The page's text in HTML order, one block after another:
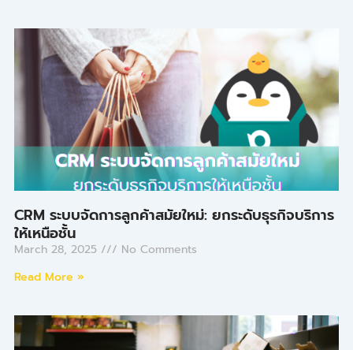
CRM ระบบจัดการลูกค้าสมัยใหม่: ยกระดับธุรกิจบริการ
ให้เหนือชั้น
March 28, 2025
No Comments
Read More »